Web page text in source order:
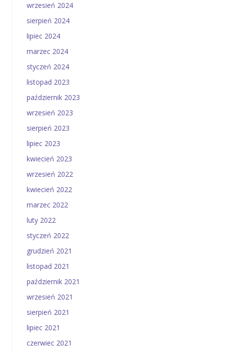
wrzesień 2024
sierpień 2024
lipiec 2024
marzec 2024
styczeń 2024
listopad 2023
październik 2023
wrzesień 2023
sierpień 2023
lipiec 2023
kwiecień 2023
wrzesień 2022
kwiecień 2022
marzec 2022
luty 2022
styczeń 2022
grudzień 2021
listopad 2021
październik 2021
wrzesień 2021
sierpień 2021
lipiec 2021
czerwiec 2021